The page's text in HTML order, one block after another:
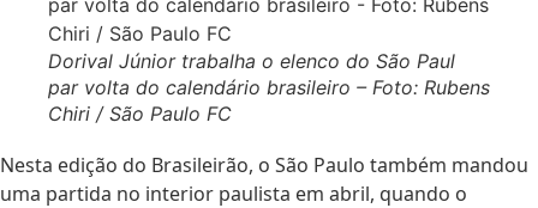
Dorival Júnior trabalha o elenco do São Paul
par volta do calendário brasileiro – Foto: Rubens
Chiri / São Paulo FC
Nesta edição do Brasileirão, o São Paulo também mandou
uma partida no interior paulista em abril, quando o